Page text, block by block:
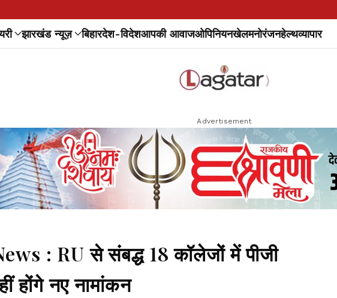
झारखंड न्यूज़ बिहारदेश-विदेशआपकी आवाजओपिनियनखेलमनोरंजनहेल्थव्यापार
Advertisement
: RU से संबद्ध 18 कॉलेजों में पीजी
होंगे नए नामांकन